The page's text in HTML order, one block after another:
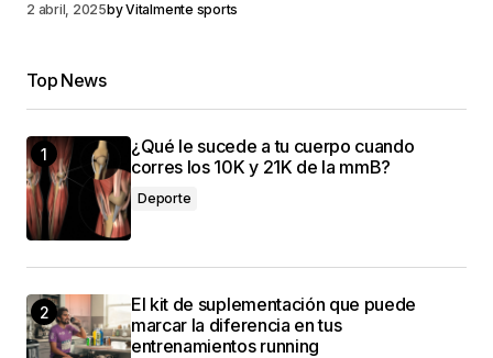
2 abril, 2025byVitalmente sports
Top News
¿Qué le sucede a tu cuerpo cuando
corres los 10K y 21K de la mmB?
Deporte
El kit de suplementación que puede
marcar la diferencia en tus
entrenamientos running